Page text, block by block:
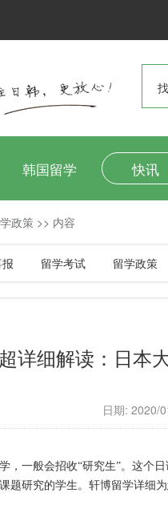
韩国留学 快讯
政策 >> 内容
留学考试 留学政策
超详细解读：日本
日期: 2020/
，一般会招收“研究生”。这个
题研究的学生。轩博留学详细